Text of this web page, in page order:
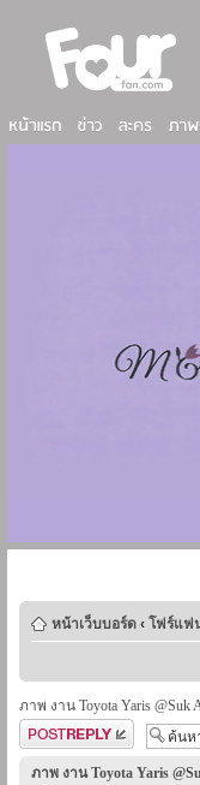
หน้าเว็บบอร์ด ‹ โฟร์แฟ
ภาพ งาน Toyota Yaris @Suk
ตอบกระทู้
ภาพ งาน Toyota Yaris